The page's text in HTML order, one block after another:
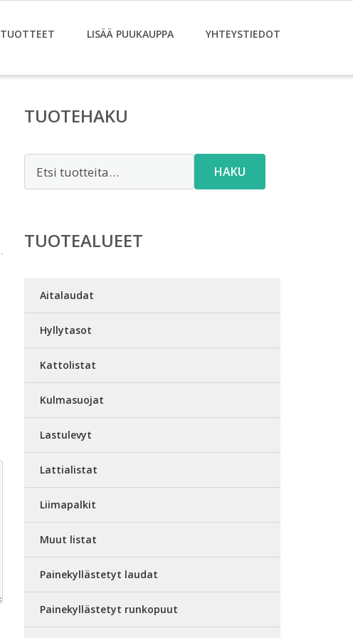
TUOTTEET LISÄÄ PUUKAUPPA YHTEYSTIEDOT
TUOTEHAKU
HAKU
TUOTEALUEET
Aitalaudat
Hyllytasot
Kattolistat
Kulmasuojat
Lastulevyt
Lattialistat
Liimapalkit
Muut listat
Painekyllästetyt laudat
Painekyllästetyt runkopuut